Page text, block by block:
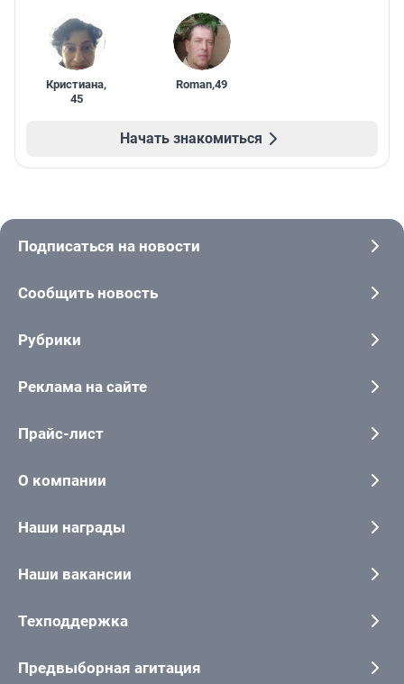
Кристиана,
45
Roman,49
Начать знакомиться
Подписаться на новости
Сообщить новость
Рубрики
Реклама на сайте
Прайс-лист
О компании
Наши награды
Наши вакансии
Техподдержка
Предвыборная агитация